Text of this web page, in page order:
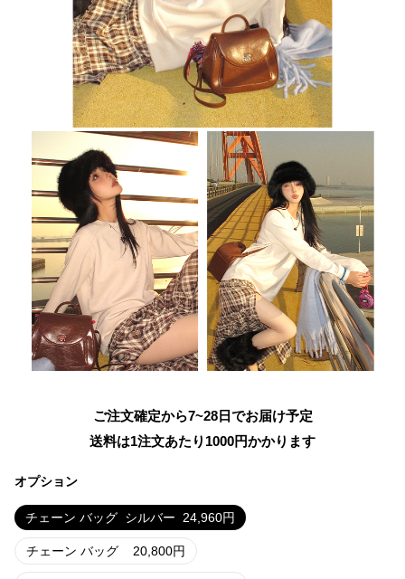
ご注文確定から7~28日でお届け予定
送料は1注文あたり 1000円かかります
オプション
チェーン バッグ シルバー 24,960円
チェーン バッグ 20,800円